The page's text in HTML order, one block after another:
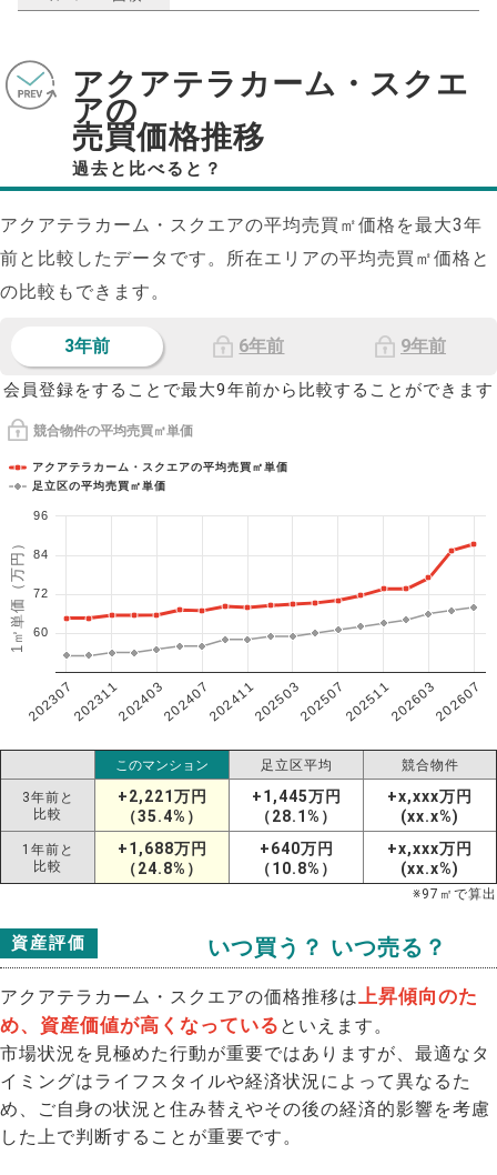
アクアテラカーム・スクエ
アの
売買価格推移
過去と比べると？
アクアテラカーム・スクエアの平均売買㎡価格を最大3年
前と比較したデータです。所在エリアの平均売買㎡価格と
の比較もできます。
3年前 6年前 9年前
会員登録をすることで最大9年前から比較することができます
競合物件の平均売買㎡単価
1㎡単価（万円）
アクアテラカーム・スクエアの平均売買㎡単価
足立区の平均売買㎡単価
202307202311202403202407202411202503202507202511202603202607
60
72
84
96
このマンション 足立区平均 競合物件
3年前と
比較
+2,221万円
（35.4%）
+1,445万円
（28.1%）
+x,xxx万円
(xx.x%)
1年前と
比較
+1,688万円
（24.8%）
+640万円
（10.8%）
+x,xxx万円
(xx.x%)
※97 ㎡で算出
資産評価 いつ買う？ いつ売る？
アクアテラカーム・スクエアの価格推移は上昇傾向のた
め、資産価値が高くなっている といえます。
市場状況を見極めた行動が重要ではありますが、最適なタ
イミングはライフスタイルや経済状況によって異なるた
め、ご自身の状況と住み替えやその後の経済的影響を考慮
した上で判断することが重要です。